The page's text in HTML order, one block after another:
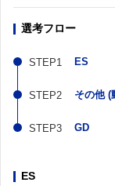
選考フロー
ES
その他 (
GD
ES